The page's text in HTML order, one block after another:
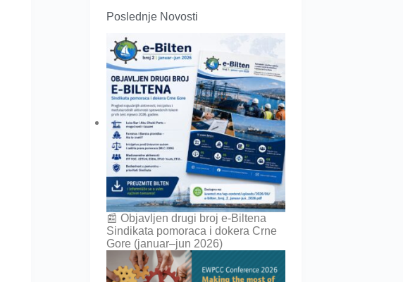
Poslednje Novosti
📰 Objavljen drugi broj e-Biltena
Sindikata pomoraca i dokera Crne
Gore (januar–jun 2026)